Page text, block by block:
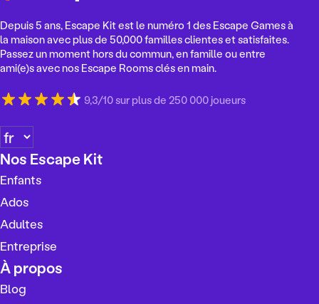
Depuis 5 ans, Escape Kit est le numéro 1 des Escape Games à
la maison avec plus de 50,000 familles clientes et satisfaites.
Passez un moment hors du commun, en famille ou entre
ami(e)s avec nos Escape Rooms clés en main.
9,3/10 sur plus de 250 000 joueurs
C
h
o
i
s
r
u
n
l
Nos Escape Kit
Enfants
Ados
Adultes
Entreprise
À propos
Blog